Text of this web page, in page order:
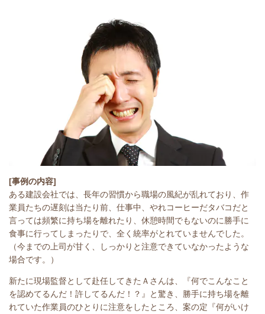
[事例の内容]
ある建設会社では、長年の習慣から職場の風紀が乱れており、作
業員たちの遅刻は当たり前、仕事中、やれコーヒーだタバコだと
言っては頻繁に持ち場を離れたり、休憩時間でもないのに勝手に
食事に行ってしまったりで、全く統率がとれていませんでした。
（今までの上司が甘く、しっかりと注意できていなかったような
場合です。）
新たに現場監督として赴任してきたＡさんは、『何でこんなこと
を認めてるんだ！許してるんだ！？』と驚き、勝手に持ち場を離
れていた作業員のひとりに注意をしたところ、案の定『何がいけ